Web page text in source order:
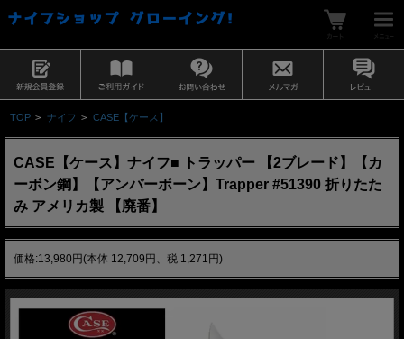
TOP > ナイフ > CASE【ケース】
CASE【ケース】ナイフ■ トラッパー 【2ブレード】【カ
ーボン鋼】【アンバーボーン】Trapper #51390 折りたた
み アメリカ製 【廃番】
価格:13,980円(本体 12,709円、税 1,271円)